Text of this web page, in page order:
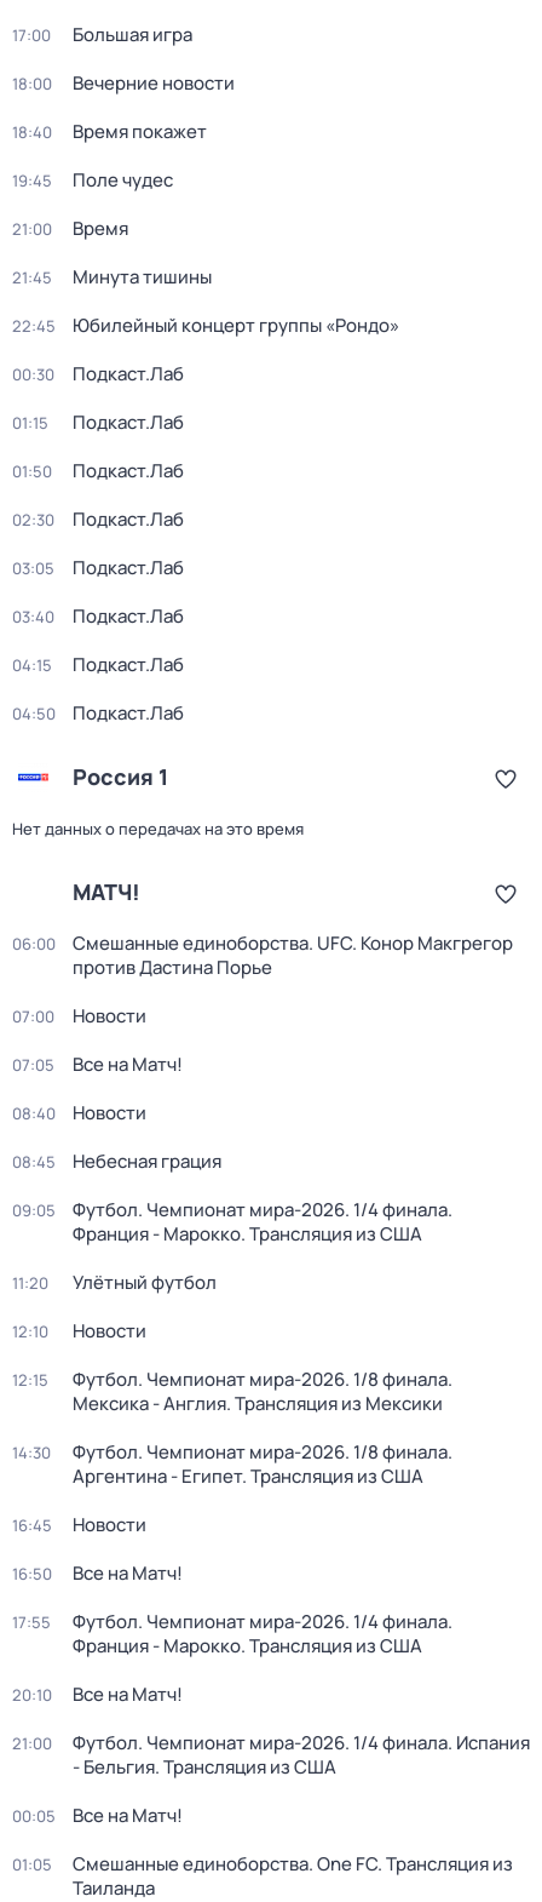
17:00 Большая игра
18:00 Вечерние новости
18:40 Время покажет
19:45 Поле чудес
21:00 Время
21:45 Минута тишины
22:45 Юбилейный концерт группы «Рондо»
00:30 Подкаст.Лаб
01:15 Подкаст.Лаб
01:50 Подкаст.Лаб
02:30 Подкаст.Лаб
03:05 Подкаст.Лаб
03:40 Подкаст.Лаб
04:15 Подкаст.Лаб
04:50 Подкаст.Лаб
Россия 1
Нет данных о передачах на это время
МАТЧ!
06:00
Смешанные единоборства. UFC. Конор Макгрегор
против Дастина Порье
07:00 Новости
07:05 Все на Матч!
08:40 Новости
08:45 Небесная грация
09:05
Футбол. Чемпионат мира-2026. 1/4 финала.
Франция - Марокко. Трансляция из США
11:20 Улётный футбол
12:10 Новости
12:15
Футбол. Чемпионат мира-2026. 1/8 финала.
Мексика - Англия. Трансляция из Мексики
14:30
Футбол. Чемпионат мира-2026. 1/8 финала.
Аргентина - Египет. Трансляция из США
16:45 Новости
16:50 Все на Матч!
17:55
Футбол. Чемпионат мира-2026. 1/4 финала.
Франция - Марокко. Трансляция из США
20:10 Все на Матч!
21:00
Футбол. Чемпионат мира-2026. 1/4 финала. Испания
- Бельгия. Трансляция из США
00:05 Все на Матч!
01:05
Смешанные единоборства. One FC. Трансляция из
Таиланда